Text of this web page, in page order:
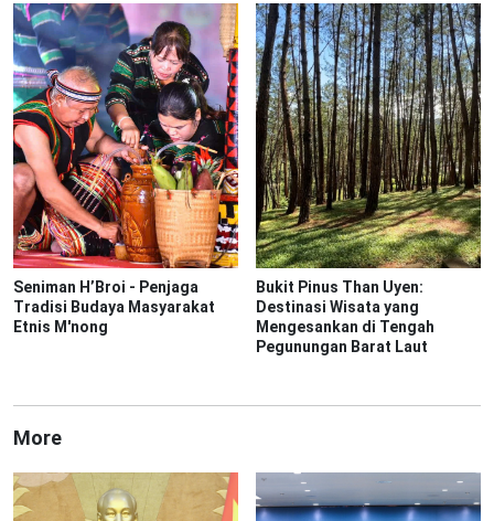
Seniman H’Broi - Penjaga
Tradisi Budaya Masyarakat
Etnis M'nong
Bukit Pinus Than Uyen:
Destinasi Wisata yang
Mengesankan di Tengah
Pegunungan Barat Laut
More